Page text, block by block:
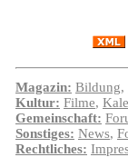
Magazin: Bildung,
Kultur: Filme,
Gemeinschaft:
Sonstiges: News,
Rechtliches: